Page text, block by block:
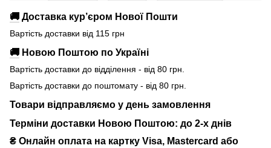
🚚 Доставка кур’єром Нової Пошти
Вартість доставки від 115 грн
🚚 Новою Поштою по Україні
Вартість доставки до відділення - від 80 грн.
Вартість доставки до поштомату - від 80 грн.
Товари відправляємо у день замовлення
Терміни доставки Новою Поштою: до 2-х днів
₴ Онлайн оплата на картку Visa, Mastercard або